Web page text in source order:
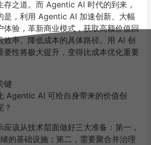
存之道。而 Agentic AI 时代的到来，
是，利用 Agentic AI 加速创新、大幅
体验，革新商业模式，获取高额价值回
效率、降低成本的具体路径。用 AI 创
要性将极大提升，变得比成本优化重要
键
Agentic AI 可给自身带来的价值创
？
该从技术层面做好三大准备：第一，
的基础设施；第二，需要聚合并治理